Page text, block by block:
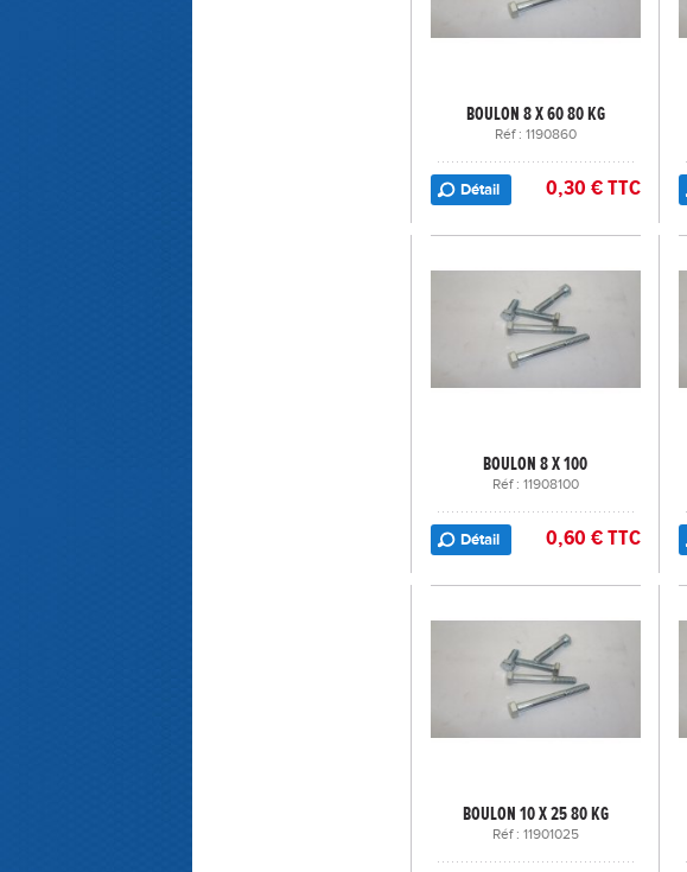
BOULON 8 X 60 80 KG
Réf : 1190860
Détail 0,30 € TTC
BOULON 8 X 100
Réf : 11908100
Détail 0,60 € TTC
BOULON 10 X 25 80 KG
Réf : 11901025